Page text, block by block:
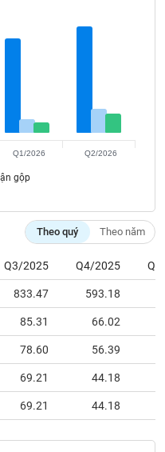
gộp
Q1/2026 Q2/2026
Theo quý Theo năm
Q3/2025 Q4/2025
833.47 593.18
85.31 66.02
78.60 56.39
69.21 44.18
69.21 44.18